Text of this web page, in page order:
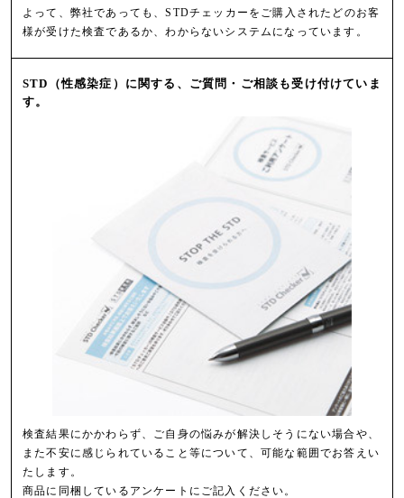
よって、弊社であっても、STDチェッカーをご購入されたどのお客
様が受けた検査であるか、わからないシステムになっています。
STD（性感染症）に関する、ご質問・ご相談も受け付けていま
す。
検査結果にかかわらず、ご自身の悩みが解決しそうにない場合や、
また不安に感じられていること等について、可能な範囲でお答えい
たします。
商品に同梱しているアンケートにご記入ください。